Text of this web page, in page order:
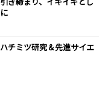
チミツ研究＆先進サイエ